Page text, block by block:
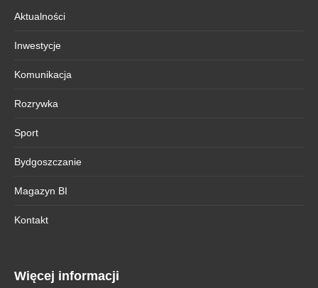
Aktualności
Inwestycje
Komunikacja
Rozrywka
Sport
Bydgoszczanie
Magazyn BI
Kontakt
Więcej informacji